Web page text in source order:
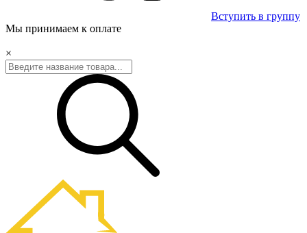
Вступить в группу
Мы принимаем к оплате
×